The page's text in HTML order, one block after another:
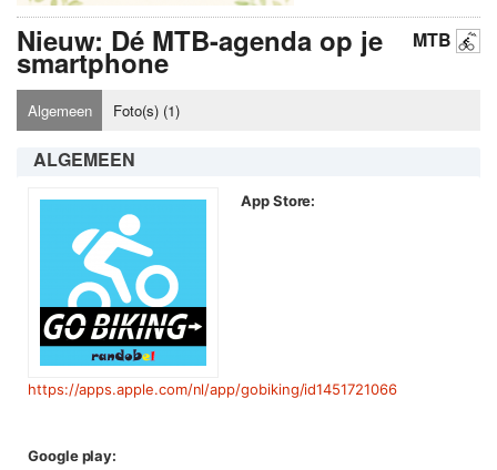
MTB
Nieuw: Dé MTB-agenda op je
smartphone
Algemeen Foto(s) (1)
ALGEMEEN
App Store:
https://apps.apple.com/nl/app/gobiking/id1451721066
Google play: